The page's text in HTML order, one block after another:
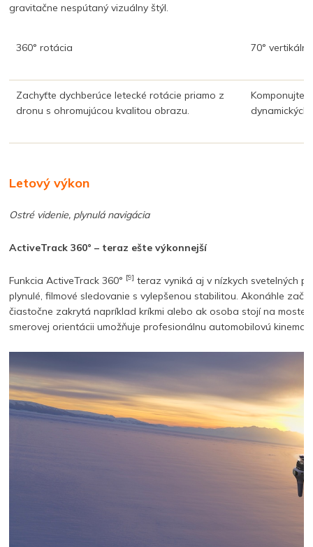
gravitačne nespútaný vizuálny štýl.
360° rotácia 70°
Zachyťte dychberúce letecké rotácie priamo z
dronu s ohromujúcou kvalitou obrazu.
Komponujte
Letový výkon
Ostré videnie, plynulá navigácia
ActiveTrack 360° – teraz ešte výkonnejší
Funkcia ActiveTrack 360° [9] teraz vyniká aj v nízkych svetelných
plynulé, filmové sledovanie s vylepšenou stabilitou. Akonáhle
čiastočne zakrytá napríklad kríkmi alebo ak osoba stojí na
smerovej orientácii umožňuje profesionálnu automobilovú